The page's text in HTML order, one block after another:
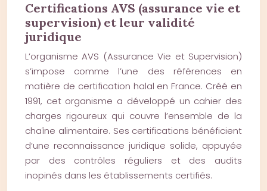
Certifications AVS (assurance vie et
supervision) et leur validité
juridique
L’organisme AVS (Assurance Vie et Supervision)
s’impose comme l’une des références en
matière de certification halal en France. Créé en
1991, cet organisme a développé un cahier des
charges rigoureux qui couvre l’ensemble de la
chaîne alimentaire. Ses certifications bénéficient
d’une reconnaissance juridique solide, appuyée
par des contrôles réguliers et des audits
inopinés dans les établissements certifiés.